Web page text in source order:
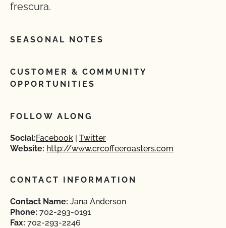
frescura.
SEASONAL NOTES
CUSTOMER & COMMUNITY
OPPORTUNITIES
FOLLOW ALONG
Social:Facebook
Twitter
Website: http://www.crcoffeeroasters.com
CONTACT INFORMATION
Contact Name: Jana Anderson
Phone: 702-293-0191
Fax: 702-293-2246